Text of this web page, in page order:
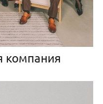
компания